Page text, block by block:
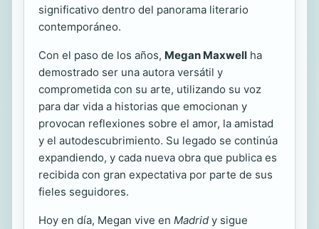
significativo dentro del panorama literario
contemporáneo.
Con el paso de los años, Megan Maxwell ha
demostrado ser una autora versátil y
comprometida con su arte, utilizando su voz
para dar vida a historias que emocionan y
provocan reflexiones sobre el amor, la amistad
y el autodescubrimiento. Su legado se continúa
expandiendo, y cada nueva obra que publica es
recibida con gran expectativa por parte de sus
fieles seguidores.
Hoy en día, Megan vive en Madrid y sigue